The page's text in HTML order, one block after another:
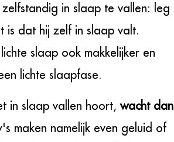
in slaap te vallen: leg
is dat hij zelf in slaap valt.
slaap ook makkelijker en
lichte slaapfase.
in slaap vallen hoort,wacht dan
maken namelijk even geluid of